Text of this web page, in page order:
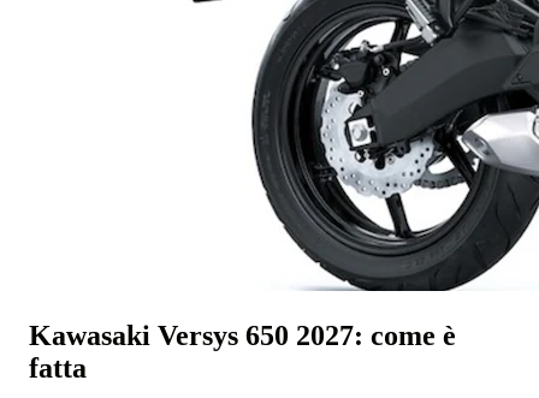
Kawasaki Versys 650 2027: come è
fatta